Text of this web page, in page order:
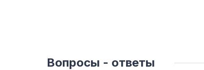
Вопросы - ответы